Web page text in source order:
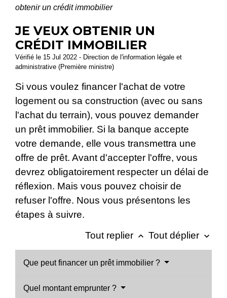
obtenir un crédit immobilier
JE VEUX OBTENIR UN
CRÉDIT IMMOBILIER
Vérifié le 15 Jul 2022 - Direction de l'information légale et
administrative (Première ministre)
Si vous voulez financer l'achat de votre
logement ou sa construction (avec ou sans
l'achat du terrain), vous pouvez demander
un prêt immobilier. Si la banque accepte
votre demande, elle vous transmettra une
offre de prêt. Avant d'accepter l'offre, vous
devrez obligatoirement respecter un délai de
réflexion. Mais vous pouvez choisir de
refuser l'offre. Nous vous présentons les
étapes à suivre.
Tout replier keyboard_arrow_up Tout déplier keyboard_arrow_down
Que peut financer un prêt immobilier ?
Quel montant emprunter ?